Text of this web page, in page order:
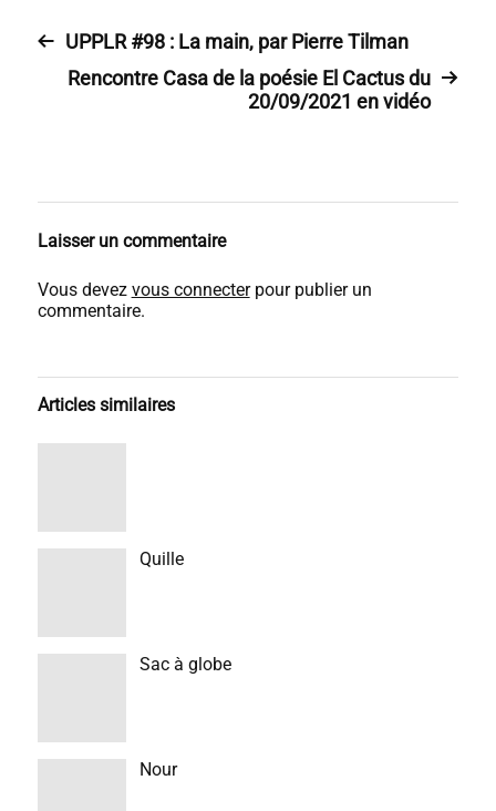
UPPLR #98 : La main, par Pierre Tilman
Rencontre Casa de la poésie El Cactus du
20/09/2021 en vidéo
Laisser un commentaire
Vous devez vous connecterpour publier un
commentaire.
Articles similaires
Quille
Sac à globe
Nour